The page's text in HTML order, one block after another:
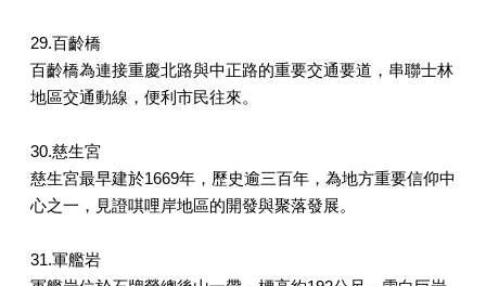
29.百齡橋
百齡橋為連接重慶北路與中正路的重要交通要道，串聯士林
地區交通動線，便利市民往來。
30.慈生宮
慈生宮最早建於1669年，歷史逾三百年，為地方重要信仰中
心之一，見證唭哩岸地區的開發與聚落發展。
31.軍艦岩